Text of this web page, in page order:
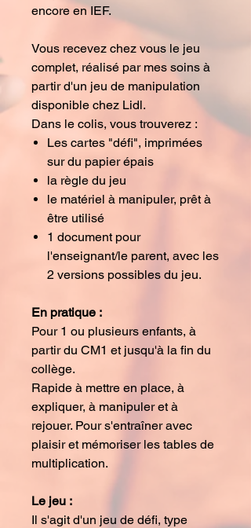
encore en IEF.
Vous recevez chez vous le jeu
complet, réalisé par mes soins à
partir d'un jeu de manipulation
disponible chez Lidl.
Dans le colis, vous trouverez :
Les cartes "défi", imprimées
sur du papier épais
la règle du jeu
le matériel à manipuler, prêt à
être utilisé
1 document pour
l'enseignant/le parent, avec les
2 versions possibles du jeu.
En pratique :
Pour 1 ou plusieurs enfants, à
partir du CM1 et jusqu'à la fin du
collège.
Rapide à mettre en place, à
expliquer, à manipuler et à
rejouer. Pour s'entraîner avec
plaisir et mémoriser les tables de
multiplication.
Le jeu :
Il s'agit d'un jeu de défi, type